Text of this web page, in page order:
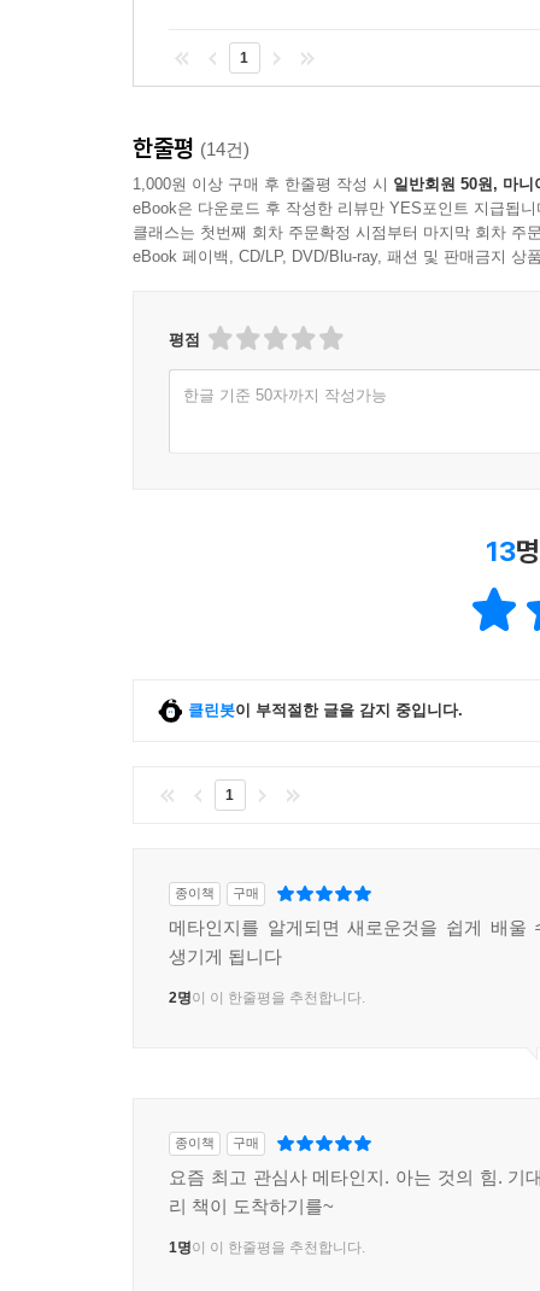
1
한줄평 (14건)
1,000원 이상 구매 후 한줄평 작성 시 일반회원 50원, 마니
eBook은 다운로드 후 작성한 리뷰만 YES포인트 지급됩니
클래스는 첫번째 회차 주문확정 시점부터 마지막 회차 주
eBook 페이백, CD/LP, DVD/Blu-ray, 패션 및 판매금지 상
평점
한글 기준 50자까지 작성가능
13
클린봇이 부적절한 글을 감지 중입니다.
1
종이책 구매
메타인지를 알게되면 새로운것을 쉽게 배울
생기게 됩니다
2명이 이 한줄평을 추천합니다.
종이책 구매
요즘 최고 관심사 메타인지. 아는 것의 힘. 기
리 책이 도착하기를~
1명이 이 한줄평을 추천합니다.